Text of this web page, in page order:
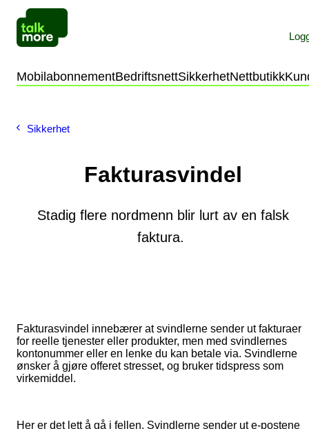
MobilabonnementBedriftsnettSikkerhetNettbutikk
Sikkerhet
Fakturasvindel
Stadig flere nordmenn blir lurt av en falsk
faktura.
Fakturasvindel innebærer at svindlerne sender ut fakturaer
for reelle tjenester eller produkter, men med svindlernes
kontonummer eller en lenke du kan betale via. Svindlerne
ønsker å gjøre offeret stresset, og bruker tidspress som
virkemiddel.
Her er det lett å gå i fellen. Svindlerne sender ut e-postene